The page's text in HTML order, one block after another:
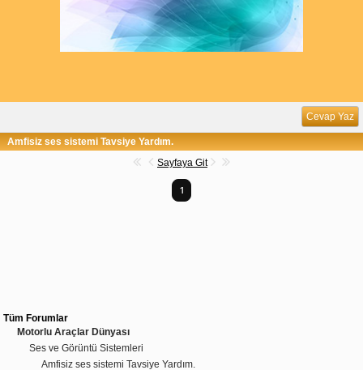
Cevap Yaz
Amfisiz ses sistemi Tavsiye Yardım.
Sayfaya Git
1
Tüm Forumlar
Motorlu Araçlar Dünyası
Ses ve Görüntü Sistemleri
Amfisiz ses sistemi Tavsiye Yardım.